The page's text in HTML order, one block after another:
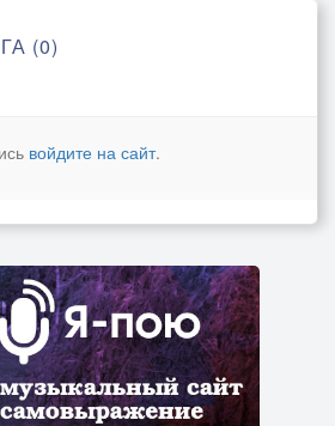
(0)
войдите на сайт.